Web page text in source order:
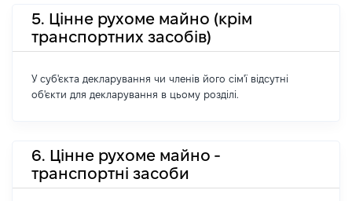
5. Цінне рухоме майно (крім
транспортних засобів)
У суб'єкта декларування чи членів його сім'ї відсутні
об'єкти для декларування в цьому розділі.
6. Цінне рухоме майно -
транспортні засоби